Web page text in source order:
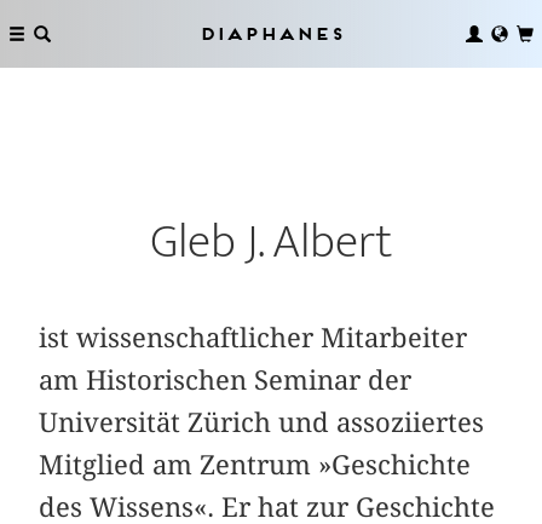
Diaphanes
Gleb J. Albert
ist wissenschaftlicher Mitarbeiter
am Historischen Seminar der
Universität Zürich und assoziiertes
Mitglied am Zentrum »Geschichte
des Wissens«. Er hat zur Geschichte